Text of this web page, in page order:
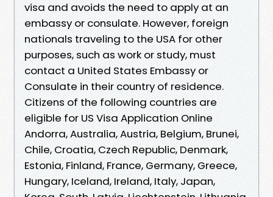
visa and avoids the need to apply at an
embassy or consulate. However, foreign
nationals traveling to the USA for other
purposes, such as work or study, must
contact a United States Embassy or
Consulate in their country of residence.
Citizens of the following countries are
eligible for US Visa Application Online
Andorra, Australia, Austria, Belgium, Brunei,
Chile, Croatia, Czech Republic, Denmark,
Estonia, Finland, France, Germany, Greece,
Hungary, Iceland, Ireland, Italy, Japan,